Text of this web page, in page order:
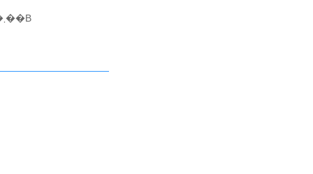
�ł́A���炽�߂܂��āA����Ƃ��X�������肢���܂��B